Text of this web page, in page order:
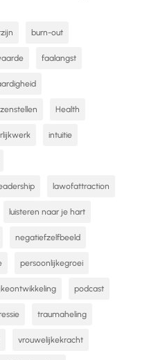
burn-out
faalangst
Health
intuitie
lawofattraction
luisteren naar je hart
negatiefzelfbeeld
persoonlijkegroei
podcast
traumaheling
vrouwelijkekracht